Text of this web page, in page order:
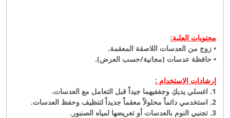
محتويات العلبة:
• زوج من العدسات اللاصقة المعقمة.
• حافظة عدسات (مجانية/حسب العرض).
إرشادات الاستخدام :
1. اغسلي يديكِ وجففيهما جيداً قبل التعامل مع العدسات.
2. استخدمي دائماً محلولاً معقماً جديداً لتنظيف وحفظ العدسات.
3. تجنبي النوم بالعدسات أو تعريضها لمياه الصنبور.